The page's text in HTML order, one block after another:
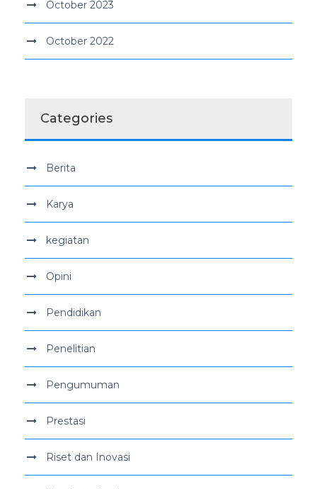
October 2023
October 2022
Categories
Berita
Karya
kegiatan
Opini
Pendidikan
Penelitian
Pengumuman
Prestasi
Riset dan Inovasi